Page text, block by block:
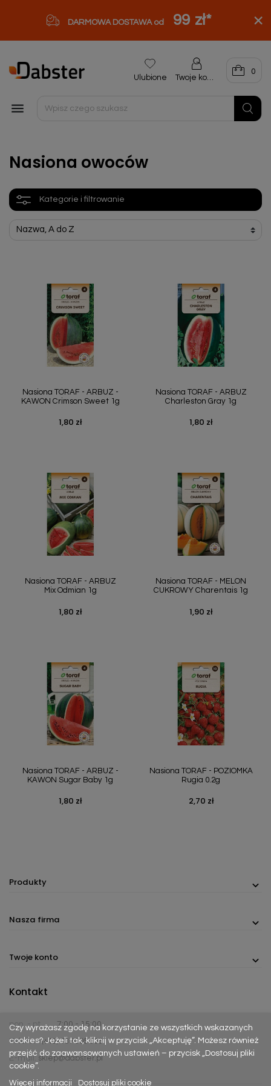
DARMOWA DOSTAWA od 99 zł*

Ulubione Twoje konto
0
Nasiona owoców
Kategorie i filtrowanie
Nasiona TORAF - ARBUZ -
KAWON Crimson Sweet 1g
Cena
1,80 zł
Nasiona TORAF - ARBUZ
Charleston Gray 1g
Cena
1,80 zł
Nasiona TORAF - ARBUZ
Mix Odmian 1g
Cena
1,80 zł
Nasiona TORAF - MELON
CUKROWY Charentais 1g
Cena
1,90 zł
Nasiona TORAF - ARBUZ -
KAWON Sugar Baby 1g
Cena
1,80 zł
Nasiona TORAF - POZIOMKA
Rugia 0.2g
Cena
2,70 zł
Produkty
Nasza firma
Twoje konto
Czy wyrażasz zgodę na korzystanie ze wszystkich wskazanych
cookies? Jeżeli tak, kliknij w przycisk „Akceptuję”. Możesz również
przejść do zaawansowanych ustawień – przycisk „Dostosuj pliki
cookie”.
Więcej informacji
Dostosuj pliki cookie
Kontakt
pon. - pt.
7:00 - 15:00
Telefon:(+48) 737 305 306
E-mail: sklep@dabster.pl